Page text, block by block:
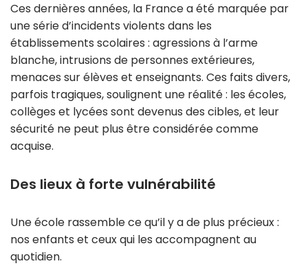
Ces dernières années, la France a été marquée par
une série d’incidents violents dans les
établissements scolaires : agressions à l’arme
blanche, intrusions de personnes extérieures,
menaces sur élèves et enseignants. Ces faits divers,
parfois tragiques, soulignent une réalité : les écoles,
collèges et lycées sont devenus des cibles, et leur
sécurité ne peut plus être considérée comme
acquise.
Des lieux à forte vulnérabilité
Une école rassemble ce qu’il y a de plus précieux :
nos enfants et ceux qui les accompagnent au
quotidien.